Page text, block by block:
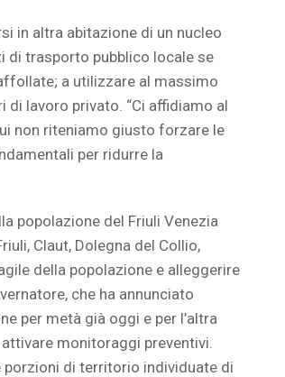
in altra abitazione di un nucleo
di trasporto pubblico locale se
a utilizzare al massimo
lavoro privato. “Ci affidiamo al
non riteniamo giusto forzare le
per ridurre la
popolazione del Friuli Venezia
Claut, Dolegna del Collio,
della popolazione e alleggerire
che ha annunciato
per metà già oggi e per l’altra
monitoraggi preventivi.
porzioni di territorio individuate di